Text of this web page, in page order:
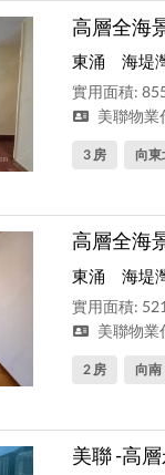
高層全海
東涌 海堤
實用面積:
美聯物業
3 房 向東
高層全海
東涌 海堤
實用面積:
美聯物業
2 房 向南
美聯 -高